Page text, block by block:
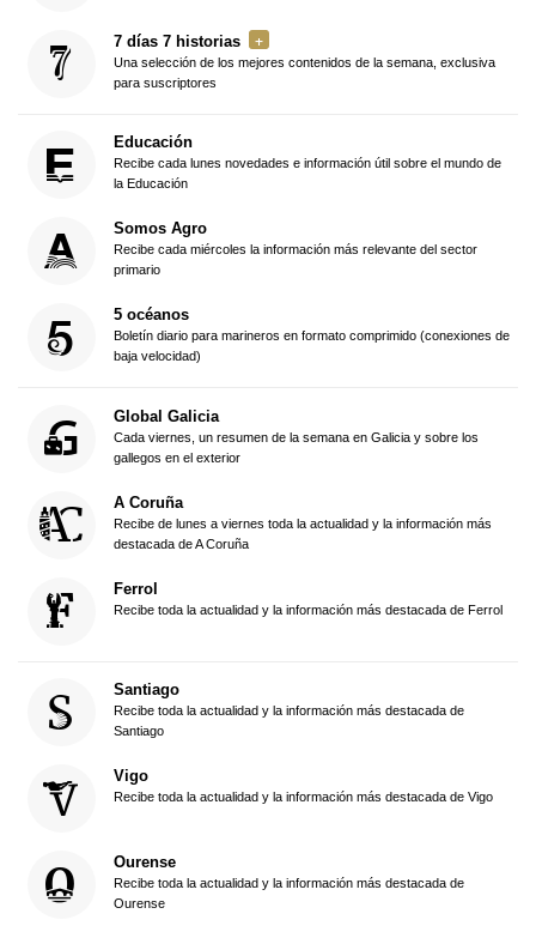
7 días 7 historias
Una selección de los mejores contenidos de la semana, exclusiva
para suscriptores
Educación
Recibe cada lunes novedades e información útil sobre el mundo de
la Educación
Somos Agro
Recibe cada miércoles la información más relevante del sector
primario
5 océanos
Boletín diario para marineros en formato comprimido (conexiones de
baja velocidad)
Global Galicia
Cada viernes, un resumen de la semana en Galicia y sobre los
gallegos en el exterior
A Coruña
Recibe de lunes a viernes toda la actualidad y la información más
destacada de A Coruña
Ferrol
Recibe toda la actualidad y la información más destacada de Ferrol
Santiago
Recibe toda la actualidad y la información más destacada de
Santiago
Vigo
Recibe toda la actualidad y la información más destacada de Vigo
Ourense
Recibe toda la actualidad y la información más destacada de
Ourense